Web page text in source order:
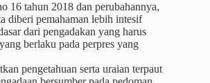
16 tahun 2018 dan perubahannya,
diberi pemahaman lebih intesif
dari pengadakan yang harus
berlaku pada perpres yang
pengetahuan serta uraian terpaut